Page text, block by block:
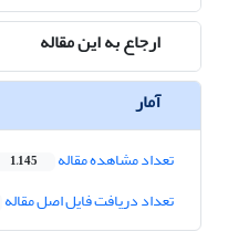
ارجاع به این مقاله
آمار
تعداد مشاهده مقاله 1,145
تعداد دریافت فایل اصل مقاله